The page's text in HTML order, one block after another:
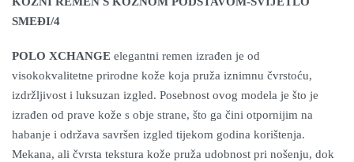
SMEĐI/4
POLO XCHANGE elegantni remen izrađen je od
visokokvalitetne prirodne kože koja pruža iznimnu čvrstoću,
izdržljivost i luksuzan izgled. Posebnost ovog modela je što je
izrađen od prave kože s obje strane, što ga čini otpornijim na
habanje i održava savršen izgled tijekom godina korištenja.
Mekana, ali čvrsta tekstura kože pruža udobnost pri nošenju, dok